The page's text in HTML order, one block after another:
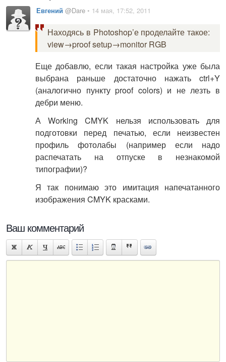
Евгений @Dare • 14 мая, 17:52, 2011
Находясь в Photoshop’е проделайте такое:
view→proof setup→monitor RGB
Еще добавлю, если такая настройка уже была
выбрана раньше достаточно нажать ctrl+Y
(аналогично пункту proof colors) и не лезть в
дебри меню.
А Working CMYK нельзя использовать для
подготовки перед печатью, если неизвестен
профиль фотолабы (например если надо
распечатать на отпуске в незнакомой
типографии)?
Я так понимаю это имитация напечатанного
изображения CMYK красками.
Ваш комментарий